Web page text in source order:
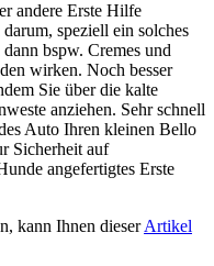
andere Erste Hilfe
speziell ein solches
bspw. Cremes und
wirken. Noch besser
Sie über die kalte
anziehen. Sehr schnell
Auto Ihren kleinen Bello
Sicherheit auf
angefertigtes Erste
kann Ihnen dieserArtikel